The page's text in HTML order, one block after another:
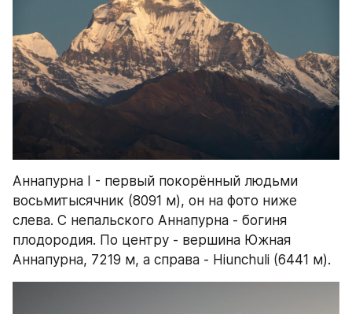
Аннапурна I - первый покорённый людьми
восьмитысячник (8091 м), он на фото ниже
слева. С непальского Аннапурна - богиня
плодородия. По центру - вершина Южная
Аннапурна, 7219 м, а справа - Hiunchuli (6441 м).